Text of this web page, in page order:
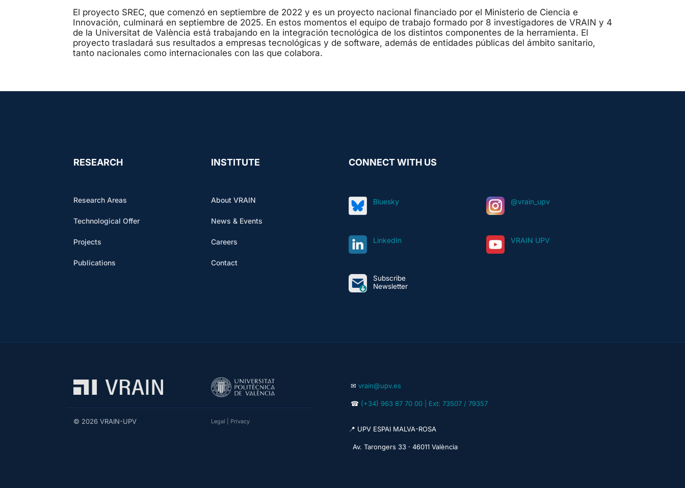
El proyecto SREC, que comenzó en septiembre de 2022 y es un proyecto nacional financiado por el Ministerio de Ciencia e
Innovación, culminará en septiembre de 2025. En estos momentos el equipo de trabajo formado por 8 investigadores de VRAIN y 4
de la Universitat de València está trabajando en la integración tecnológica de los distintos componentes de la herramienta. El
proyecto trasladará sus resultados a empresas tecnológicas y de software, además de entidades públicas del ámbito sanitario,
tanto nacionales como internacionales con las que colabora.
RESEARCH
Research Areas
Technological Offer
Projects
Publications
INSTITUTE
About VRAIN
News & Events
Careers
Contact
CONNECT WITH US
Bluesky @vrain_upv
LinkedIn VRAIN UPV
Subscribe
Newsletter
© 2026 VRAIN-UPV Legal Privacy
✉ vrain@upv.es
☎ (+34) 963 87 70 00 | Ext: 73507 / 79357
📍 UPV ESPAI MALVA-ROSA
Av. Tarongers 33 · 46011 València